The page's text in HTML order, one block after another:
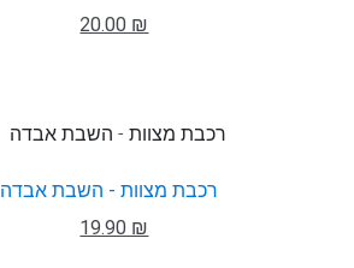
20.00 ₪
רכבת מצוות - השבת אבדה
19.90 ₪